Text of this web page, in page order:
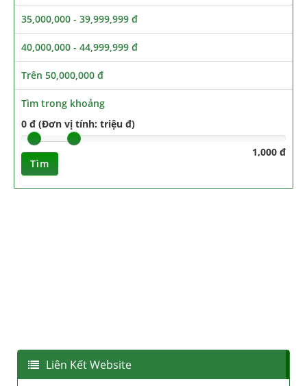
35,000,000 - 39,999,999 đ
40,000,000 - 44,999,999 đ
Trên 50,000,000 đ
Tìm trong khoảng
0 đ (Đơn vị tính: triệu đ)
1,000 đ
Tìm
Liên Kết Website